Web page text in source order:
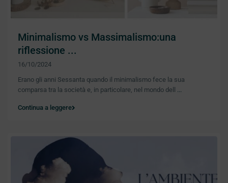
Minimalismo vs Massimalismo:una
riflessione ...
16/10/2024
Erano gli anni Sessanta quando il minimalismo fece la sua
comparsa tra la società e, in particolare, nel mondo dell ...
Continua a leggere